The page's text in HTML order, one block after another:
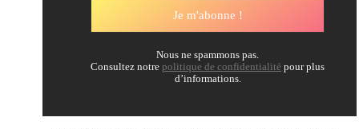
Nous ne spammons pas.
Consultez notre politique de confidentialité pour plus
d’informations.